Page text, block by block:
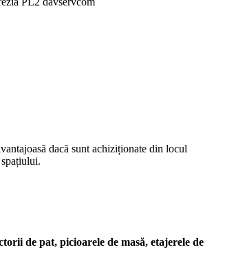
dacă sunt achiziționate din locul
de pat, picioarele de masă, etajerele de